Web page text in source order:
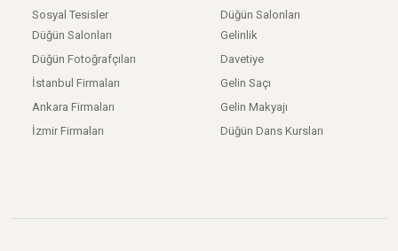
Sosyal Tesisler
Düğün Salonları
Düğün Salonları
Düğün Fotoğrafçıları
İstanbul Firmaları
Ankara Firmaları
İzmir Firmaları
Gelinlik
Davetiye
Gelin Saçı
Gelin Makyajı
Düğün Dans Kursları